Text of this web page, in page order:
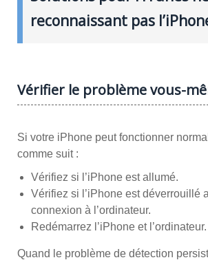
reconnaissant pas
Vérifier le problème vous-
Si votre iPhone peut fonctionner
comme suit :
Vérifiez si l’iPhone est allumé.
Vérifiez si l’iPhone est déverrouillé
connexion à l’ordinateur.
Redémarrez l’iPhone et l’ordinateur.
Quand le problème de détection